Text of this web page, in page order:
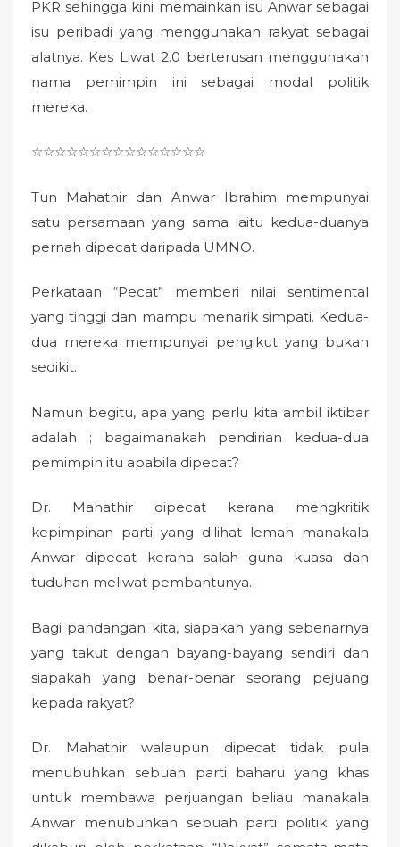
PKR sehingga kini memainkan isu Anwar sebagai
isu peribadi yang menggunakan rakyat sebagai
alatnya. Kes Liwat 2.0 berterusan menggunakan
nama pemimpin ini sebagai modal politik
mereka.
☆☆☆☆☆☆☆☆☆☆☆☆☆☆☆
Tun Mahathir dan Anwar Ibrahim mempunyai
satu persamaan yang sama iaitu kedua-duanya
pernah dipecat daripada UMNO.
Perkataan “Pecat” memberi nilai sentimental
yang tinggi dan mampu menarik simpati. Kedua-
dua mereka mempunyai pengikut yang bukan
sedikit.
Namun begitu, apa yang perlu kita ambil iktibar
adalah ; bagaimanakah pendirian kedua-dua
pemimpin itu apabila dipecat?
Dr. Mahathir dipecat kerana mengkritik
kepimpinan parti yang dilihat lemah manakala
Anwar dipecat kerana salah guna kuasa dan
tuduhan meliwat pembantunya.
Bagi pandangan kita, siapakah yang sebenarnya
yang takut dengan bayang-bayang sendiri dan
siapakah yang benar-benar seorang pejuang
kepada rakyat?
Dr. Mahathir walaupun dipecat tidak pula
menubuhkan sebuah parti baharu yang khas
untuk membawa perjuangan beliau manakala
Anwar menubuhkan sebuah parti politik yang